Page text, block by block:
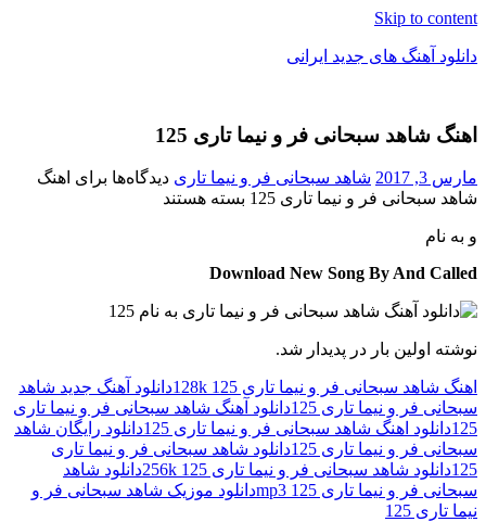
Skip to content
دانلود آهنگ های جدید ایرانی
فول
موزیک
اهنگ شاهد سبحانی فر و نیما تاری 125
مارس 3, 2017 شاهد سبحانی فر و نیما تاری دیدگاه‌ها برای اهنگ
شاهد سبحانی فر و نیما تاری 125
بسته هستند
و به نام
Download New Song By And Called
نوشته اولین بار در پدیدار شد.
اهنگ شاهد سبحانی فر و نیما تاری 125 128k
دانلود آهنگ جدید شاهد
سبحانی فر و نیما تاری 125
دانلود آهنگ شاهد سبحانی فر و نیما تاری
125دانلود اهنگ شاهد سبحانی فر و نیما تاری 125
دانلود رایگان شاهد
سبحانی فر و نیما تاری 125
دانلود شاهد سبحانی فر و نیما تاری
125دانلود شاهد سبحانی فر و نیما تاری 125 256k
دانلود شاهد
سبحانی فر و نیما تاری 125 mp3
دانلود موزیک شاهد سبحانی فر و
نیما تاری 125